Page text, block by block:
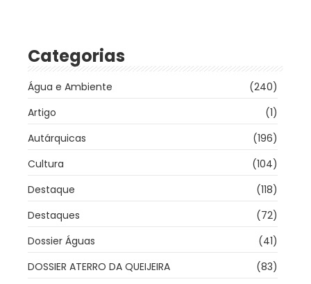
Categorias
Água e Ambiente
(240)
Artigo
(1)
Autárquicas
(196)
Cultura
(104)
Destaque
(118)
Destaques
(72)
Dossier Águas
(41)
DOSSIER ATERRO DA QUEIJEIRA
(83)